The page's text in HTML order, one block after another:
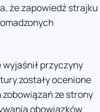
że zapowiedź strajku
przyczyny
zostały ocenione
ze strony
obowiązków.